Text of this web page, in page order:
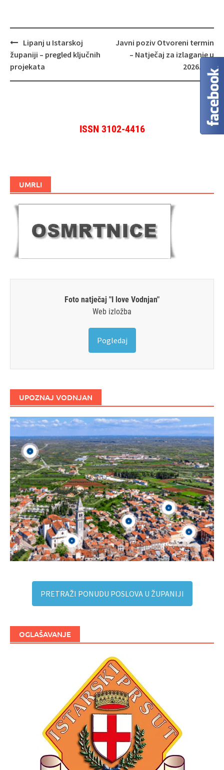
Navigacija
objava
Lipanj u Istarskoj
županiji – pregled ključnih
projekata
Javni poziv Otvoreni termin
– Natječaj za izlaganje u
2026.
ISSN 3102-4416
UMRLI
Foto natječaj "I love Vodnjan"
Web izložba
Pogledaj
UPOZNAJ VODNJAN
PRETRAŽI PONUDU POSLOVA U ŽUPANIJI
OGLAŠAVANJE